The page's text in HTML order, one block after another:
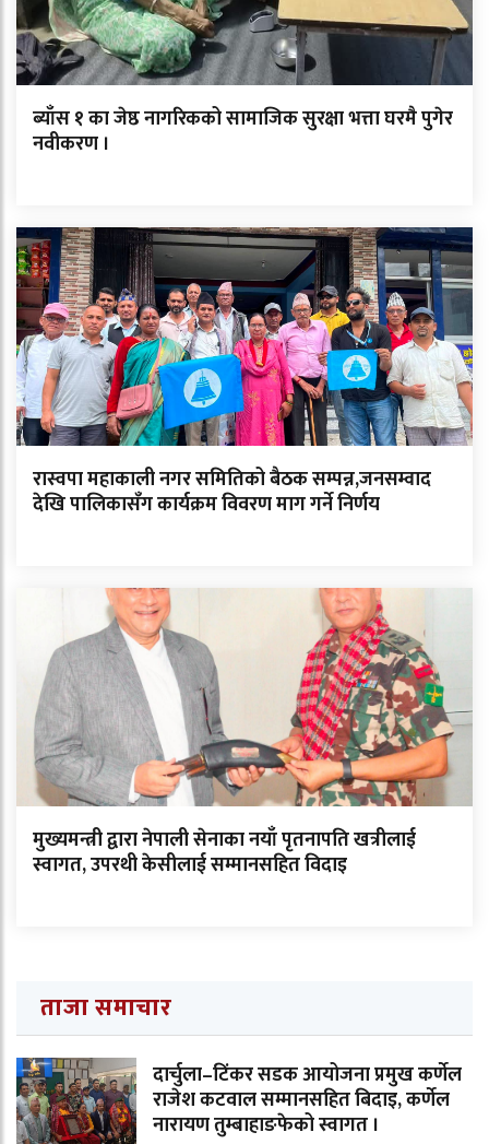
ब्याँस १ का जेष्ठ नागरिकको सामाजिक सुरक्षा भत्ता घरमै पुगेर
नवीकरण ।
रास्वपा महाकाली नगर समितिको बैठक सम्पन्न,जनसम्वाद
देखि पालिकासँग कार्यक्रम विवरण माग गर्ने निर्णय
मुख्यमन्त्री द्वारा नेपाली सेनाका नयाँ पृतनापति खत्रीलाई
स्वागत, उपरथी केसीलाई सम्मानसहित विदाइ
ताजा समाचार
दार्चुला–टिंकर सडक आयोजना प्रमुख कर्णेल
राजेश कटवाल सम्मानसहित बिदाइ, कर्णेल
नारायण तुम्बाहाङफेको स्वागत ।